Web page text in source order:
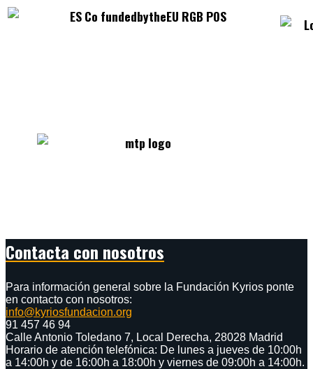
Contacta con nosotros
Para información general sobre la Fundación Kyrios ponte
en contacto con nosotros:
info@kyriosfundacion.org
91 457 46 94
Calle Antonio Toledano 7, Local Derecha, 28028 Madrid
Horario de atención telefónica: De lunes a jueves de 10:00h
a 14:00h y de 16:00h a 18:00h y viernes de 09:00h a 14:00h.